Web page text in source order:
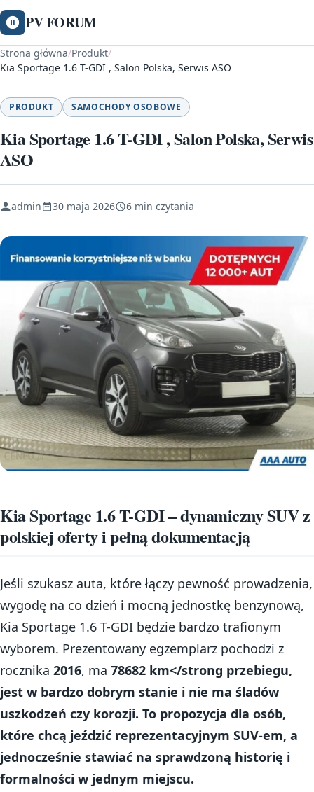
PV FORUM
Strona główna/Produkt/
Kia Sportage 1.6 T-GDI , Salon Polska, Serwis ASO
PRODUKT SAMOCHODY OSOBOWE
Kia Sportage 1.6 T-GDI , Salon Polska, Serwis
ASO
admin 30 maja 2026 6 min czytania
Kia Sportage 1.6 T-GDI – dynamiczny SUV z
polskiej oferty i pełną dokumentacją
Jeśli szukasz auta, które łączy pewność prowadzenia,
wygodę na co dzień i mocną jednostkę benzynową,
Kia Sportage 1.6 T-GDI będzie bardzo trafionym
wyborem. Prezentowany egzemplarz pochodzi z
rocznika 2016, ma 78682 km</strong przebiegu,
jest w bardzo dobrym stanie i nie ma śladów
uszkodzeń czy korozji. To propozycja dla osób,
które chcą jeździć reprezentacyjnym SUV-em, a
jednocześnie stawiać na sprawdzoną historię i
formalności w jednym miejscu.